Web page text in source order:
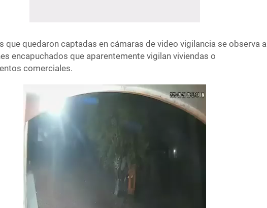
que quedaron captadas en cámaras de video vigilancia se observa a
encapuchados que aparentemente vigilan viviendas o
comerciales.